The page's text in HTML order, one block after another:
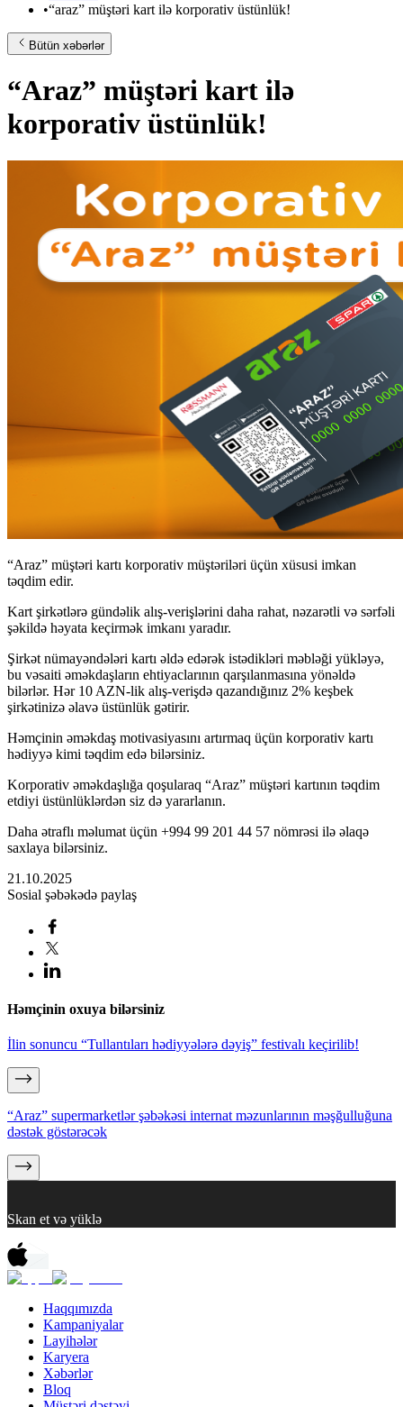
•“araz” müştəri kart ilə korporativ üstünlük!
Bütün xəbərlər
“Araz” müştəri kart ilə
korporativ üstünlük!
“Araz” müştəri kartı korporativ müştəriləri üçün xüsusi imkan
təqdim edir.
Kart şirkətlərə gündəlik alış-verişlərini daha rahat, nəzarətli və sərfəli
şəkildə həyata keçirmək imkanı yaradır.
Şirkət nümayəndələri kartı əldə edərək istədikləri məbləği yükləyə,
bu vəsaiti əməkdaşların ehtiyaclarının qarşılanmasına yönəldə
bilərlər. Hər 10 AZN-lik alış-verişdə qazandığınız 2% keşbek
şirkətinizə əlavə üstünlük gətirir.
Həmçinin əməkdaş motivasiyasını artırmaq üçün korporativ kartı
hədiyyə kimi təqdim edə bilərsiniz.
Korporativ əməkdaşlığa qoşularaq “Araz” müştəri kartının təqdim
etdiyi üstünlüklərdən siz də yararlanın.
Daha ətraflı məlumat üçün +994 99 201 44 57 nömrəsi ilə əlaqə
saxlaya bilərsiniz.
21.10.2025
Sosial şəbəkədə paylaş
Həmçinin oxuya bilərsiniz
İlin sonuncu “Tullantıları hədiyyələrə dəyiş” festivalı keçirilib!
“Araz” supermarketlər şəbəkəsi internat məzunlarının məşğulluğuna
dəstək göstərəcək
Skan et və yüklə
Haqqımızda
Kampaniyalar
Layihələr
Karyera
Xəbərlər
Bloq